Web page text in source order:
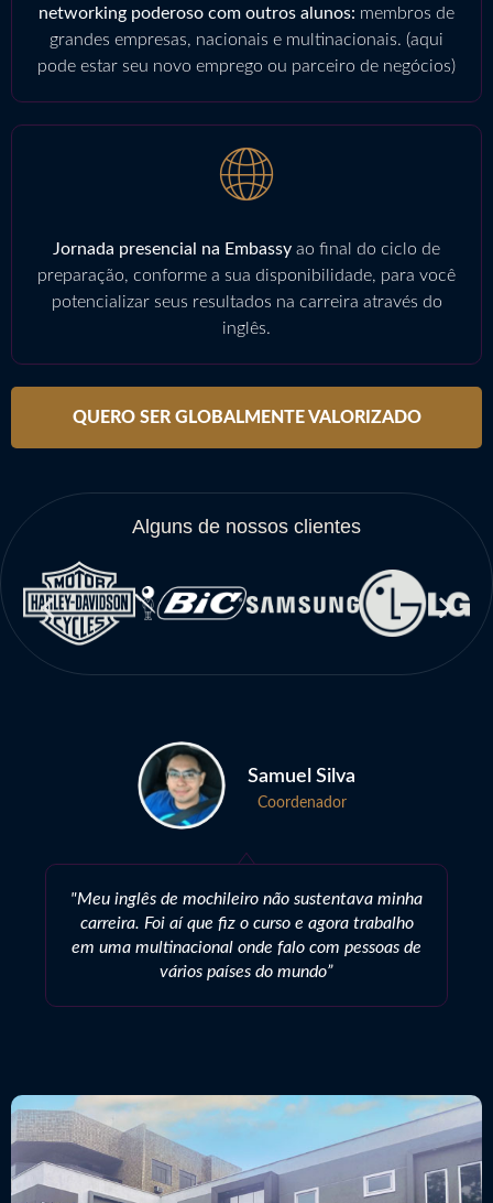
networking poderoso com outros alunos: membros de
grandes empresas, nacionais e multinacionais. (aqui
pode estar seu novo emprego ou parceiro de negócios)
Jornada presencial na Embassy ao final do ciclo de
preparação, conforme a sua disponibilidade, para você
potencializar seus resultados na carreira através do
inglês.
QUERO SER GLOBALMENTE VALORIZADO
Alguns de nossos clientes
"Meu inglês de mochileiro não sustentava minha
carreira. Foi aí que fiz o curso e agora trabalho
em uma multinacional onde falo com pessoas de
vários países do mundo”
Samuel Silva
Coordenador